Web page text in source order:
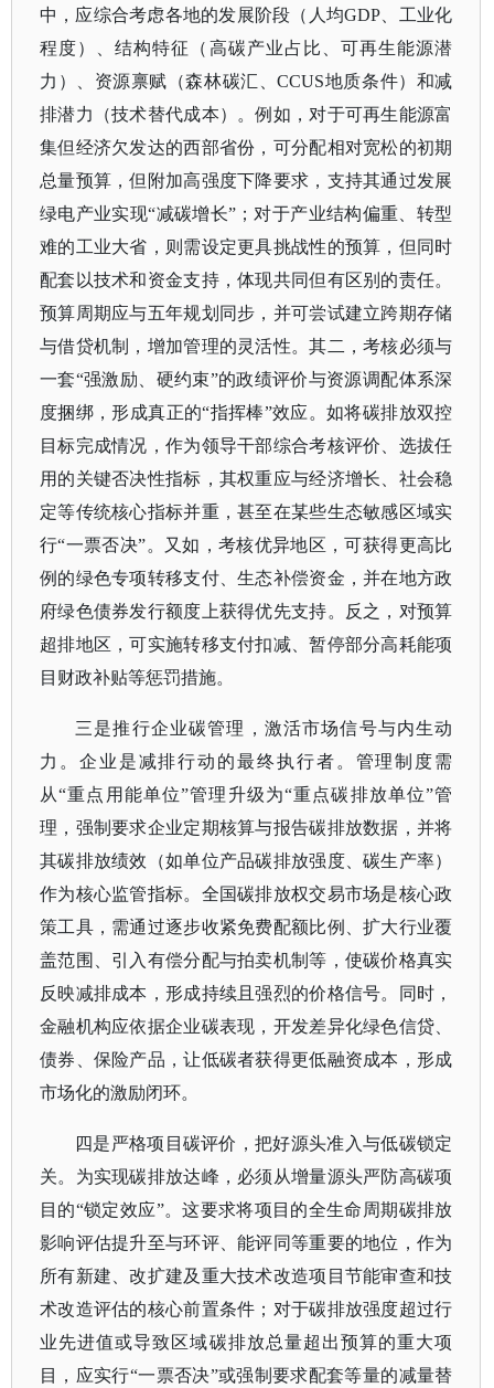
中，应综合考虑各地的发展阶段（人均GDP、工业化
程度）、结构特征（高碳产业占比、可再生能源潜
力）、资源禀赋（森林碳汇、CCUS地质条件）和减
排潜力（技术替代成本）。例如，对于可再生能源富
集但经济欠发达的西部省份，可分配相对宽松的初期
总量预算，但附加高强度下降要求，支持其通过发展
绿电产业实现“减碳增长”；对于产业结构偏重、转型
难的工业大省，则需设定更具挑战性的预算，但同时
配套以技术和资金支持，体现共同但有区别的责任。
预算周期应与五年规划同步，并可尝试建立跨期存储
与借贷机制，增加管理的灵活性。其二，考核必须与
一套“强激励、硬约束”的政绩评价与资源调配体系深
度捆绑，形成真正的“指挥棒”效应。如将碳排放双控
目标完成情况，作为领导干部综合考核评价、选拔任
用的关键否决性指标，其权重应与经济增长、社会稳
定等传统核心指标并重，甚至在某些生态敏感区域实
行“一票否决”。又如，考核优异地区，可获得更高比
例的绿色专项转移支付、生态补偿资金，并在地方政
府绿色债券发行额度上获得优先支持。反之，对预算
超排地区，可实施转移支付扣减、暂停部分高耗能项
目财政补贴等惩罚措施。
三是推行企业碳管理，激活市场信号与内生动
力。企业是减排行动的最终执行者。管理制度需
从“重点用能单位”管理升级为“重点碳排放单位”管
理，强制要求企业定期核算与报告碳排放数据，并将
其碳排放绩效（如单位产品碳排放强度、碳生产率）
作为核心监管指标。全国碳排放权交易市场是核心政
策工具，需通过逐步收紧免费配额比例、扩大行业覆
盖范围、引入有偿分配与拍卖机制等，使碳价格真实
反映减排成本，形成持续且强烈的价格信号。同时，
金融机构应依据企业碳表现，开发差异化绿色信贷、
债券、保险产品，让低碳者获得更低融资成本，形成
市场化的激励闭环。
四是严格项目碳评价，把好源头准入与低碳锁定
关。为实现碳排放达峰，必须从增量源头严防高碳项
目的“锁定效应”。这要求将项目的全生命周期碳排放
影响评估提升至与环评、能评同等重要的地位，作为
所有新建、改扩建及重大技术改造项目节能审查和技
术改造评估的核心前置条件；对于碳排放强度超过行
业先进值或导致区域碳排放总量超出预算的重大项
目，应实行“一票否决”或强制要求配套等量的减量替